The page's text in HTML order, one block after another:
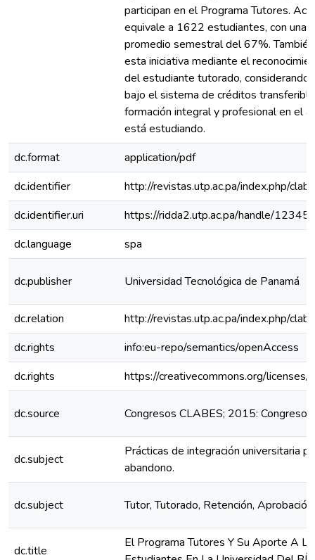
participan en el Programa Tutores.
equivale a 1622 estudiantes, con una
promedio semestral del 67%.
esta iniciativa mediante el
del estudiante tutorado, considerando
bajo el sistema de créditos
formación integral y profesional en el
está estudiando.
dc.format
application/pdf
dc.identifier
http://revistas.utp.ac.pa/index.php/
dc.identifier.uri
https://ridda2.utp.ac.pa/handle/
dc.language
spa
dc.publisher Universidad Tecnológica de Panamá
dc.relation
http://revistas.utp.ac.pa/index.php/
dc.rights
info:eu-repo/semantics/openAccess
dc.rights
https://creativecommons.org/
dc.source Congresos CLABES; 2015: Congreso
dc.subject
Prácticas de integración universitaria
abandono.
dc.subject Tutor, Tutorado, Retención,
dc.title
El Programa Tutores Y Su Aporte A